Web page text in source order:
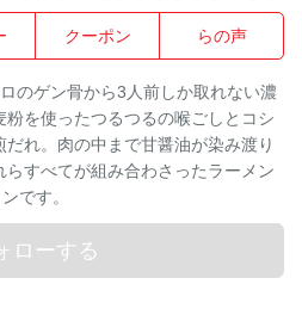
クーポン らの声
のゲン骨から3人前しか取れない濃
を使ったつるつるの喉ごしとコシ
れ。肉の中まで甘醤油が染み渡り
すべてが組み合わさったラーメン
です。
ローする